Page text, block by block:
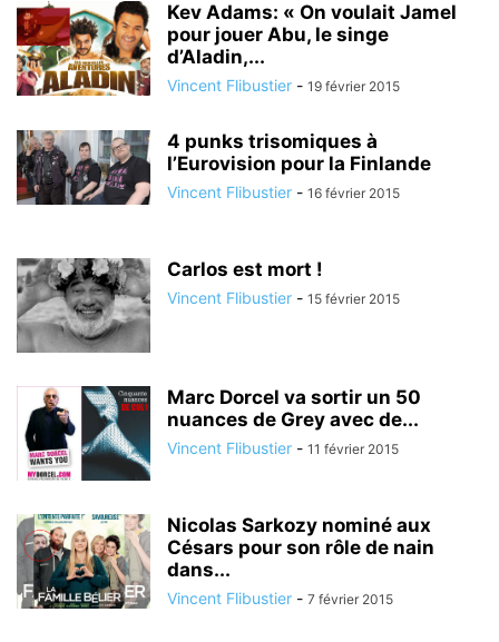
Kev Adams: « On voulait Jamel
pour jouer Abu, le singe
d’Aladin,...
Vincent Flibustier - 19 février 2015
4 punks trisomiques à
l’Eurovision pour la Finlande
Vincent Flibustier - 16 février 2015
Carlos est mort !
Vincent Flibustier - 15 février 2015
Marc Dorcel va sortir un 50
nuances de Grey avec de...
Vincent Flibustier - 11 février 2015
Nicolas Sarkozy nominé aux
Césars pour son rôle de nain
dans...
Vincent Flibustier - 7 février 2015